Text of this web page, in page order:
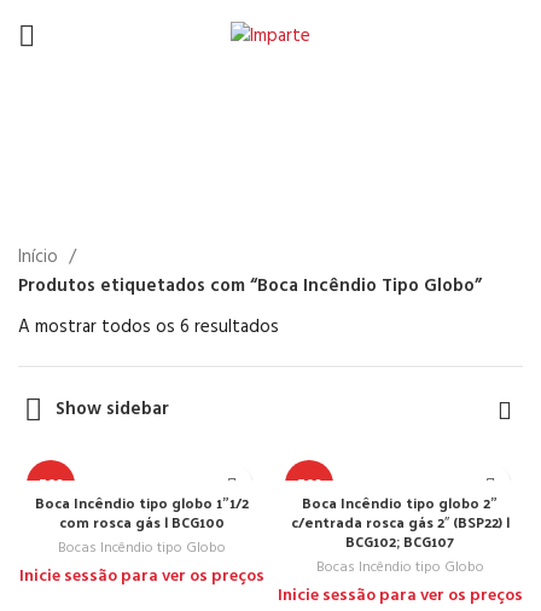
Início
Produtos etiquetados com “Boca Incêndio Tipo Globo”
A mostrar todos os 6 resultados
Show sidebar
TOP
Boca Incêndio tipo globo 1”1/2
com rosca gás | BCG100
Bocas Incêndio tipo Globo
Inicie sessão para ver os preços
TOP
Boca Incêndio tipo globo 2”
c/entrada rosca gás 2″ (BSP22) |
BCG102; BCG107
Bocas Incêndio tipo Globo
Inicie sessão para ver os preços